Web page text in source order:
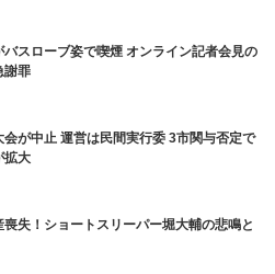
スローブ姿で喫煙 オンライン記者会見の
謝罪
が中止 運営は民間実行委 3市関与否定で
拡大
失！ショートスリーパー堀大輔の悲鳴と